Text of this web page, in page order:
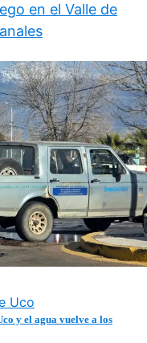
en el Valle de
Uco
y el agua vuelve a los